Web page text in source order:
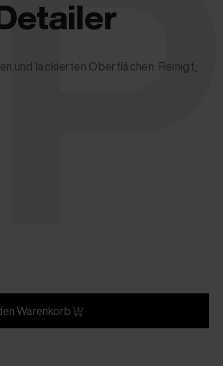
und lackierten Oberflächen. Reinigt,
Warenkorb